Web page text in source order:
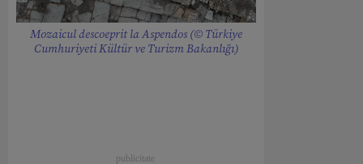
Mozaicul descoeprit la Aspendos (© Türkiye
Cumhuriyeti Kültür ve Turizm Bakanlığı)